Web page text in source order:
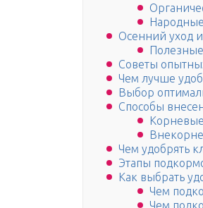
Осенний уход
Полезные
Советы
Чем лучше
Выбор
Способы
Чем удобрять
Этапы
Как выбрать
Чем
Чем